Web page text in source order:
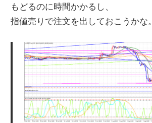
もどるのに時間かかるし、
指値売りで注文を出しておこうかな。